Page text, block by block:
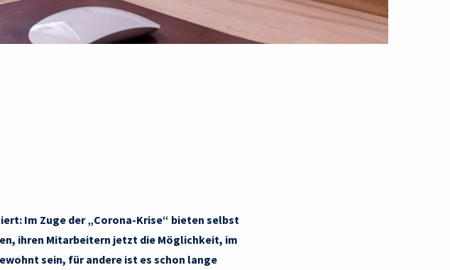
Im Zuge der „Corona-Krise“ bieten selbst
ihren Mitarbeitern jetzt die Möglichkeit, im
sein, für andere ist es schon lange